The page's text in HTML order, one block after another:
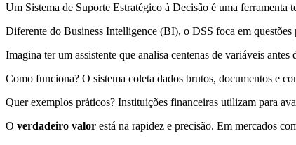
Um Sistema de Suporte Estratégico à Decisão é uma
Diferente do Business Intelligence (BI), o DSS foca em questões
Imagina ter um assistente que analisa centenas de variáveis
Como funciona? O sistema coleta dados brutos, documentos e
Quer exemplos práticos? Instituições financeiras utilizam para
O verdadeiro valor está na rapidez e precisão. Em mercados